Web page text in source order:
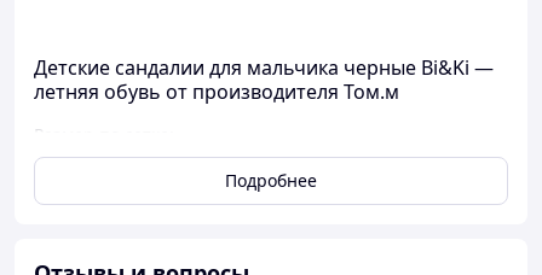
Детские сандалии для мальчика черные Bi&Ki —
летняя обувь от производителя Том.м
Размер по сетке:
ер
35
ка, см
Подробнее